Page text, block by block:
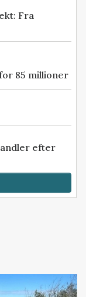
Fra
85 millioner
efter